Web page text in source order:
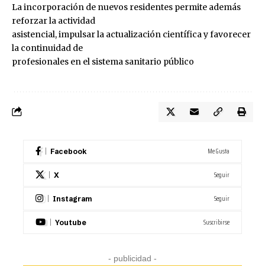
La incorporación de nuevos residentes permite además
reforzar la actividad
asistencial, impulsar la actualización científica y favorecer
la continuidad de
profesionales en el sistema sanitario público
Facebook Me Gusta
X Seguir
Instagram Seguir
Youtube Suscribirse
- publicidad -